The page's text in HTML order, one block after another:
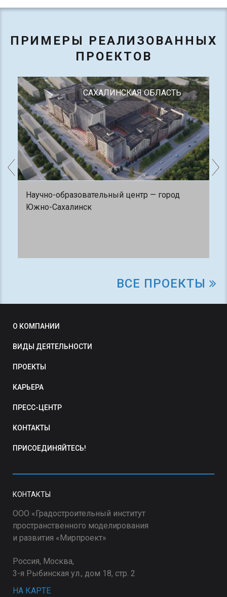
ПРИМЕРЫ РЕАЛИЗОВАННЫХ
ПРОЕКТОВ
САХАЛИНСКАЯ ОБЛАСТЬ
Научно-образовательный центр — город
Южно-Сахалинск
ВСЕ ПРОЕКТЫ
О КОМПАНИИ
ВИДЫ ДЕЯТЕЛЬНОСТИ
ПРОЕКТЫ
КАРЬЕРА
ПРЕСС-ЦЕНТР
КОНТАКТЫ
ПРИСОЕДИНЯЙТЕСЬ!
КОНТАКТЫ
ООО «Градостроительный институт
пространственного моделирования
и развития «Мирпроект»
Россия, Москва,
3-я Рыбинская ул., дом 18, стр. 2
НА КАРТЕ